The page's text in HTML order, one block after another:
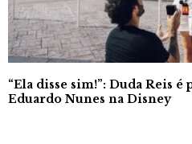
“Ela disse sim!”: Duda Reis
Eduardo Nunes na Disney